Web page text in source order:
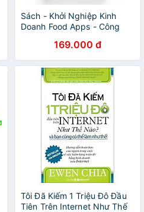
Sách - Khởi Nghiệp Kinh
Doanh Food Apps - Công
Trên Các Nền Tảng Giao Đồ
Ăn
169.000 đ
Tôi Đã Kiếm 1 Triệu Đô Đầu
Tiên Trên Internet Như Thế